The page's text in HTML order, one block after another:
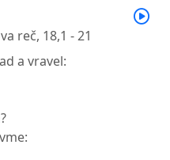
reč, 18,1 - 21
a vravel: